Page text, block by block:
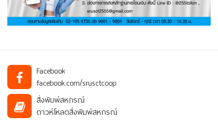
Facebook
facebook.com/srusctcoop
สิ่งพิมพ์สหกรณ์
ดาวห์โหลดสิ่งพิมพ์สหกรณ์